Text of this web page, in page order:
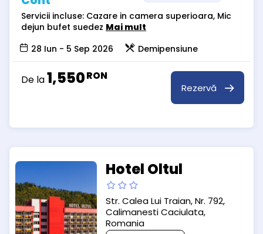
Servicii incluse: Cazare in camera superioara, Mic
dejun bufet suedez Mai mult
28 Iun - 5 Sep 2026
Demipensiune
De la1,550RON
Rezervă
Hotel Oltul
Str. Calea Lui Traian, Nr. 792,
Calimanesti Caciulata,
Romania